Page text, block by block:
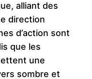
alliant des
direction
d’action sont
que les
une
sombre et